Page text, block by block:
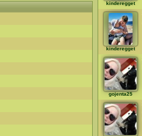
kinderegget
kinderegget
gojenta25